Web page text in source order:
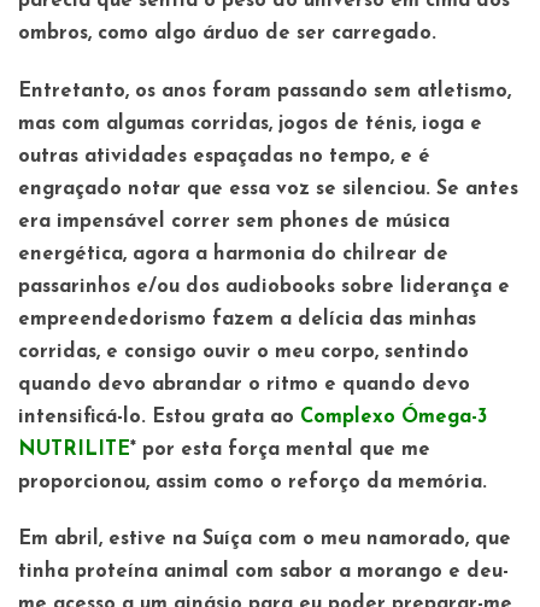
ombros, como algo árduo de ser carregado.
Entretanto, os anos foram passando sem atletismo,
mas com algumas corridas, jogos de ténis, ioga e
outras atividades espaçadas no tempo, e é
engraçado notar que essa voz se silenciou. Se antes
era impensável correr sem phones de música
energética, agora a harmonia do chilrear de
passarinhos e/ou dos audiobooks sobre liderança e
empreendedorismo fazem a delícia das minhas
corridas, e consigo ouvir o meu corpo, sentindo
quando devo abrandar o ritmo e quando devo
intensificá-lo. Estou grata ao Complexo Ómega-3
NUTRILITE* por esta força mental que me
proporcionou, assim como o reforço da memória.
Em abril, estive na Suíça com o meu namorado, que
tinha proteína animal com sabor a morango e deu-